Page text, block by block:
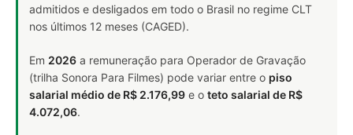
admitidos e desligados em todo o Brasil no regime CLT
nos últimos 12 meses (CAGED).
Em 2026 a remuneração para Operador de Gravação
(trilha Sonora Para Filmes) pode variar entre o piso
salarial médio de R$ 2.176,99 e o teto salarial de R$
4.072,06.